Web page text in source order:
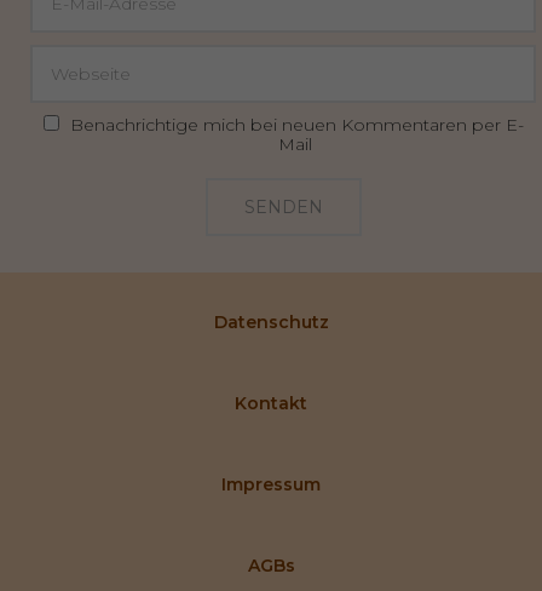
Benachrichtige mich bei neuen Kommentaren per E-
Mail
SENDEN
Datenschutz
Kontakt
Impressum
AGBs